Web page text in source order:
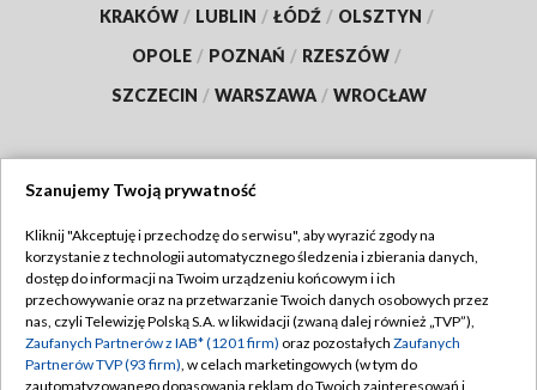
KRAKÓW / LUBLIN / ŁÓDŹ / OLSZTYN /
OPOLE / POZNAŃ / RZESZÓW /
SZCZECIN / WARSZAWA / WROCŁAW
TVP
Abonament TVP
Emisja w TVP
Centrum informacji TVP
Regulamin TVP
Polityka prywatności
Moje zgody
Szanujemy Twoją prywatność
Kliknij "Akceptuję i przechodzę do serwisu", aby wyrazić zgody na
korzystanie z technologii automatycznego śledzenia i zbierania danych,
dostęp do informacji na Twoim urządzeniu końcowym i ich
przechowywanie oraz na przetwarzanie Twoich danych osobowych przez
nas, czyli Telewizję Polską S.A. w likwidacji (zwaną dalej również „TVP”),
Zaufanych Partnerów z IAB* (1201 firm) oraz pozostałych Zaufanych
Partnerów TVP (93 firm), w celach marketingowych (w tym do
zautomatyzowanego dopasowania reklam do Twoich zainteresowań i